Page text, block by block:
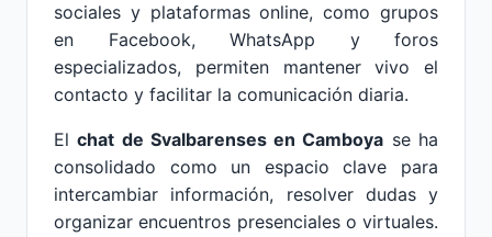
sociales y plataformas online, como grupos
en Facebook, WhatsApp y foros
especializados, permiten mantener vivo el
contacto y facilitar la comunicación diaria.
Elchat de Svalbarenses en Camboya se ha
consolidado como un espacio clave para
intercambiar información, resolver dudas y
organizar encuentros presenciales o virtuales.